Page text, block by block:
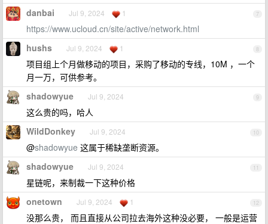
7
danbai Jul 9, 2024 1
https://www.ucloud.cn/site/active/network.html
8
hushs Jul 9, 2024 1
项目组上个月做移动的项目，采购了移动的专线，10M ，一个
月一万，可供参考。
9
shadowyue Jul 9, 2024
这么贵的吗，哈人
10
WildDonkey Jul 9, 2024
@shadowyue 这属于稀缺垄断资源。
11
shadowyue Jul 9, 2024
星链呢，来制裁一下这种价格
12
onetown Jul 9, 2024 1
没那么贵， 而且直接从公司拉去海外这种没必要， 一般是运营